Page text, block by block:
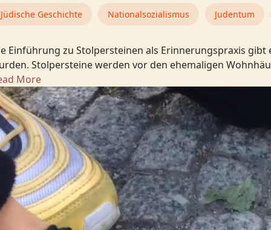
Jüdische Geschichte Nationalsozialismus Judentum
Einführung zu Stolpersteinen als Erinnerungspraxis
Stolpersteine werden vor den ehemaligen
More